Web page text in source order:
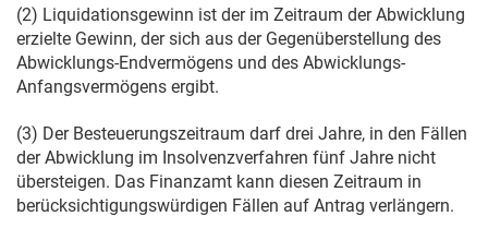
(2) Liquidationsgewinn ist der im Zeitraum der Abwicklung
erzielte Gewinn, der sich aus der Gegenüberstellung des
Abwicklungs-Endvermögens und des Abwicklungs-
Anfangsvermögens ergibt.
(3) Der Besteuerungszeitraum darf drei Jahre, in den Fällen
der Abwicklung im Insolvenzverfahren fünf Jahre nicht
übersteigen. Das Finanzamt kann diesen Zeitraum in
berücksichtigungswürdigen Fällen auf Antrag verlängern.